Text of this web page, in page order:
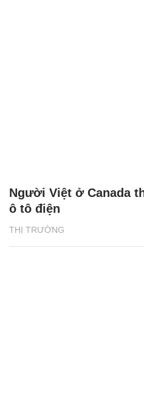
THỊ TRƯỜNG
Người Việt ở Canada
ô tô điện